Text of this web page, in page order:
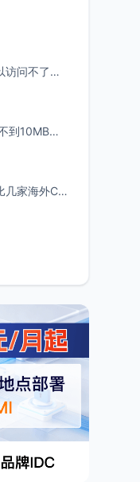
不需要这么麻烦，之所以访问不了，是由于非对称路由的问题，在爱快主路由添加一条静态路由192.168.
看到PicoClaw内存占用不到10MB这个数据真的很惊喜，确实很适合我这种想用旧设备折腾AI的小白
好文章，正好最近在对比几家海外CDN。文中提到CF免费版不支持自定义回源端口和HOST这个痛点太真实